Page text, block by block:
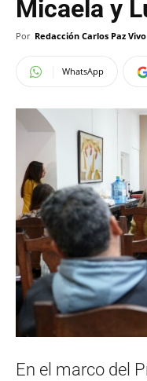
Micaela y
Por Redacción Carlos Paz Vivo
WhatsApp
En el marco del